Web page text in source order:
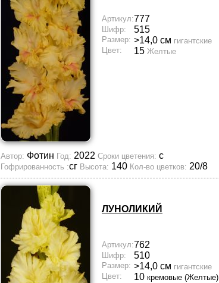
Артикул:777
Шифр: 515
Размер: >14,0 см гигантские
Цвет:
15 Желтые
Автор: Фотин Год: 2022 Сроки цветения: с
Гофрированность :сг Высота: 140 Кол-во цветков: 20/8
ЛУНОЛИКИЙ
Артикул:762
Шифр: 510
Размер: >14,0 см гигантские
Цвет:
10 кремовые (Желтые)